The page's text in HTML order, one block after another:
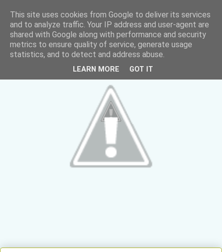
This site uses cookies from Google to deliver its services
and to analyze traffic. Your IP address and user-agent are
shared with Google along with performance and security
metrics to ensure quality of service, generate usage
statistics, and to detect and address abuse.
LEARN MORE GOT IT